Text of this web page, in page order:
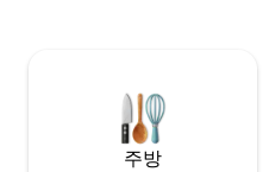
parking space.
주방